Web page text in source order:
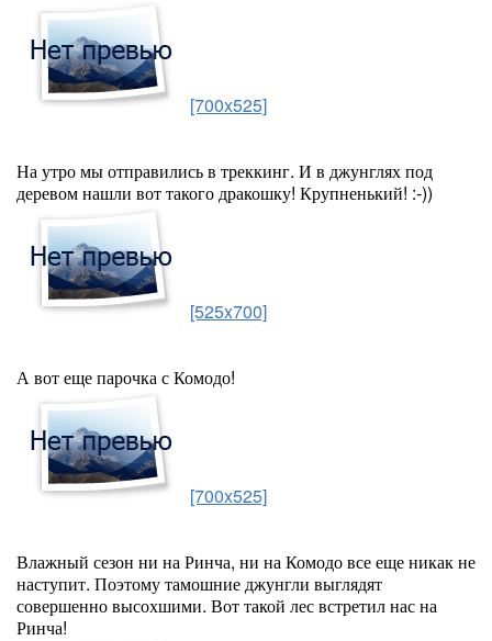
[700x525]
На утро мы отправились в треккинг. И в джунглях под
деревом нашли вот такого дракошку! Крупненький! :-))
[525x700]
А вот еще парочка с Комодо!
[700x525]
Влажный сезон ни на Ринча, ни на Комодо все еще никак не
наступит. Поэтому тамошние джунгли выглядят
совершенно высохшими. Вот такой лес встретил нас на
Ринча!